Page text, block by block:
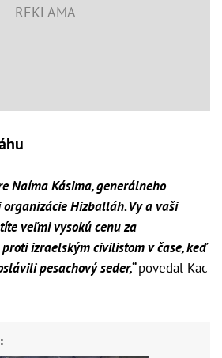
Naíma Kásima, generálneho
Hizballáh. Vy a vaši
veľmi vysokú cenu za
izraelským civilistom v čase, keď
pesachový seder,“povedal Kac